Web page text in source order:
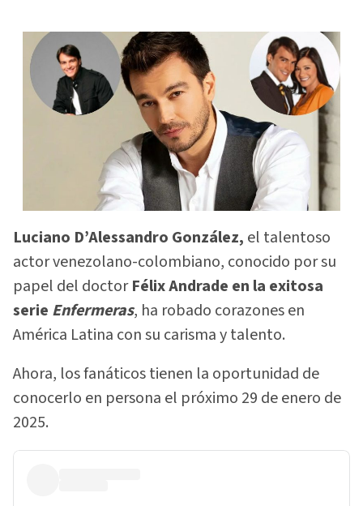
Luciano D’Alessandro González, el talentoso
actor venezolano-colombiano, conocido por su
papel del doctorFélix Andrade en la exitosa
serie Enfermeras, ha robado corazones en
América Latina con su carisma y talento.
Ahora, los fanáticos tienen la oportunidad de
conocerlo en persona el próximo 29 de enero de
2025.